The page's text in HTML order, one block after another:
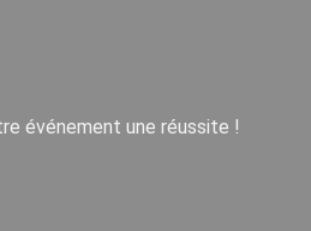
événement une réussite !